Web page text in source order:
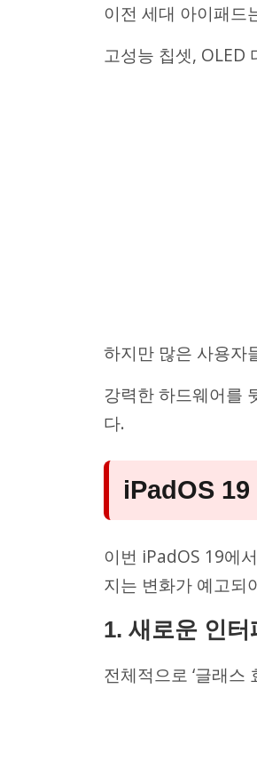
이전 세대 아이패드
고성능 칩셋, OLED
하지만 많은 사용자
강력한 하드웨어를
다.
iPadOS
이번 iPadOS 19에
지는 변화가 예고되
1. 새로운 인터
전체적으로 ‘글래스